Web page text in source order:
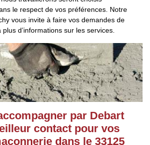
le respect de vos préférences. Notre
vous invite à faire vos demandes de
d’informations sur les services.
par Debart
contact pour vos
dans le 33125